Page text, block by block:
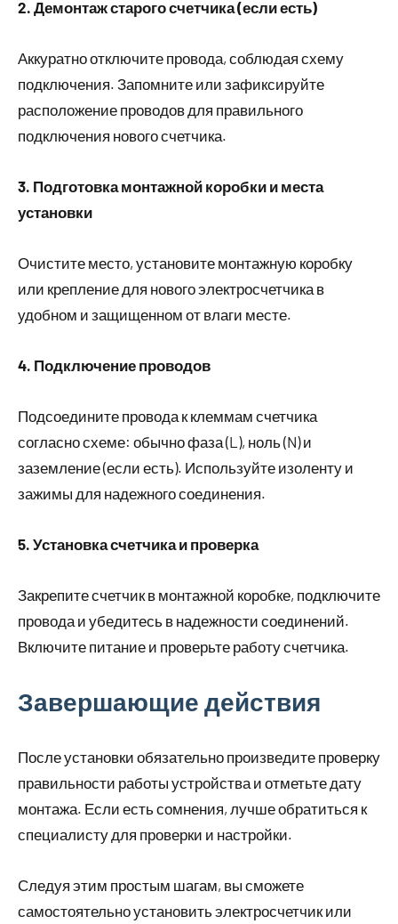
2. Демонтаж старого счетчика (если есть)
Аккуратно отключите провода, соблюдая схему
подключения. Запомните или зафиксируйте
расположение проводов для правильного
подключения нового счетчика.
3. Подготовка монтажной коробки и места
установки
Очистите место, установите монтажную коробку
или крепление для нового электросчетчика в
удобном и защищенном от влаги месте.
4. Подключение проводов
Подсоедините провода к клеммам счетчика
согласно схеме: обычно фаза (L), ноль (N) и
заземление (если есть). Используйте изоленту и
зажимы для надежного соединения.
5. Установка счетчика и проверка
Закрепите счетчик в монтажной коробке, подключите
провода и убедитесь в надежности соединений.
Включите питание и проверьте работу счетчика.
Завершающие действия
После установки обязательно произведите проверку
правильности работы устройства и отметьте дату
монтажа. Если есть сомнения, лучше обратиться к
специалисту для проверки и настройки.
Следуя этим простым шагам, вы сможете
самостоятельно установить электросчетчик или